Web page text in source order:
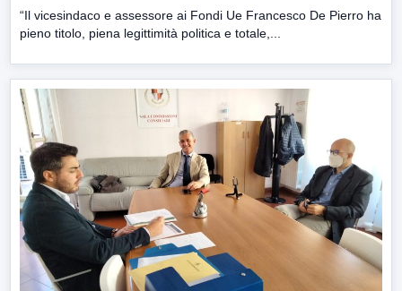
“Il vicesindaco e assessore ai Fondi Ue Francesco De Pierro ha
pieno titolo, piena legittimità politica e totale,...